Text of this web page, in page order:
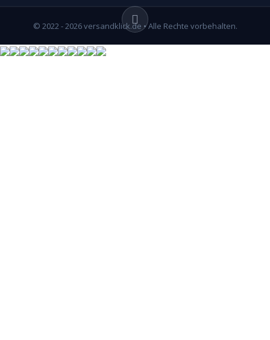
© 2022 - 2026 versandklick.de • Alle Rechte vorbehalten.